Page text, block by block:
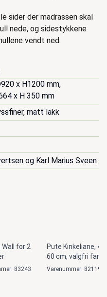
sider der madrassen skal
nede, og sidestykkene
vendt ned.
x H1200 mm,
x H 350 mm
matt lakk
og Karl Marius Sveen
Wall for 2
83243
Pute Kinkeliane, 43
60 cm, valgfri farge
Varenummer: 82119